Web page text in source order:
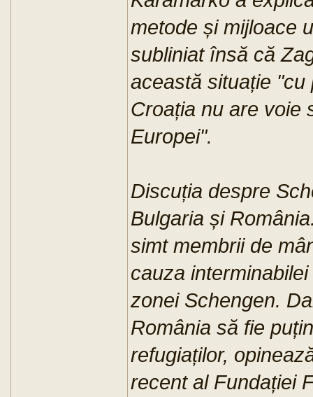
metode și mijloace
subliniat însă că
această situație
Croația nu are voie
Europei".
Discuția despre
Bulgaria și
simt membrii de
cauza
zonei Schengen.
România să fie
refugiaților,
recent al Fundației